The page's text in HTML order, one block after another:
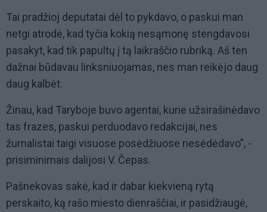
Tai pradžioj deputatai dėl to pykdavo, o paskui man
netgi atrodė, kad tyčia kokią nesąmonę stengdavosi
pasakyt, kad tik papultų į tą laikraščio rubriką. Aš ten
dažnai būdavau linksniuojamas, nes man reikėjo daug
daug kalbėt.
Žinau, kad Taryboje buvo agentai, kurie užsirašinėdavo
tas frazes, paskui perduodavo redakcijai, nes
žurnalistai taigi visuose posėdžiuose nesėdėdavo", -
prisiminimais dalijosi V. Čepas.
Pašnekovas sakė, kad ir dabar kiekvieną rytą
perskaito, ką rašo miesto dienraščiai, ir pasidžiaugė,